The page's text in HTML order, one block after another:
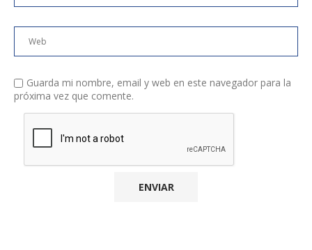
Guarda mi nombre, email y web en este navegador para la
próxima vez que comente.